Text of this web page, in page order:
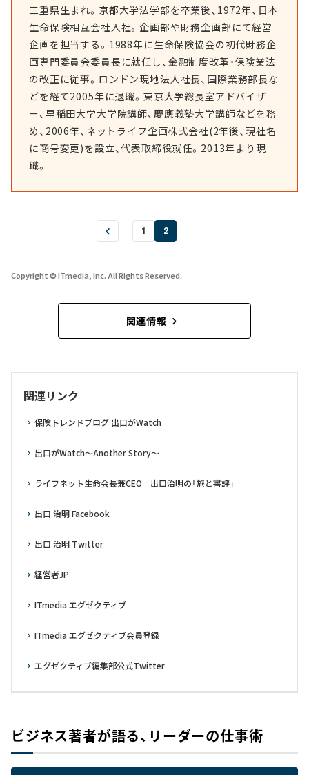
三重県生まれ。京都大学法学部を卒業後、1972年、日本
生命保険相互会社入社。企画部や財務企画部にて経営
企画を担当する。1988年に生命保険協会の初代財務企
画専門委員会委員長に就任し、金融制度改革・保険業法
の改正に従事。ロンドン現地法人社長、国際業務部長な
どを経て2005年に退職。東京大学総長室アドバイザ
ー、早稲田大学大学院講師、慶應義塾大学講師などを務
め、2006年、ネットライフ企画株式会社(2年後、現社名
に商号変更)を設立、代表取締役就任。2013年より現
職。
1 2
Copyright © ITmedia, Inc. All Rights Reserved.
関連情報
関連リンク
保険トレンドブログ 出口がWatch
出口がWatch～Another Story～
ライフネット生命会長兼CEO 出口治明の「旅と書評」
出口 治明 Facebook
出口 治明 Twitter
経営者JP
ITmedia エグゼクティブ
ITmedia エグゼクティブ会員登録
エグゼクティブ編集部公式Twitter
ビジネス著者が語る、リーダーの仕事術